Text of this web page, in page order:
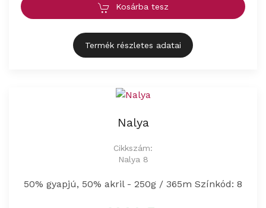
Kosárba tesz
Termék részletes adatai
Nalya
Cikkszám:
Nalya 8
50% gyapjú, 50% akril - 250g / 365m Színkód: 8